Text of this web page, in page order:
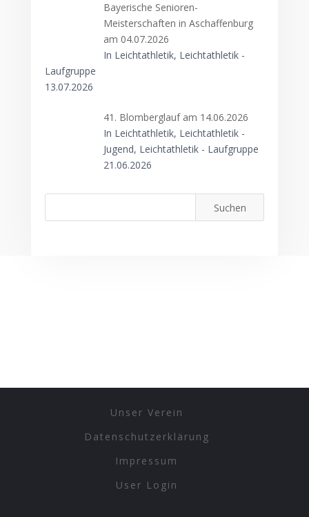
Bayerische Senioren-
Meisterschaften in Aschaffenburg
am 04.07.2026
In Leichtathletik, Leichtathletik -
Laufgruppe
13.07.2026
41. Blomberglauf am 14.06.2026
In Leichtathletik, Leichtathletik -
Jugend, Leichtathletik - Laufgruppe
21.06.2026
Unser Verein
Datenschutzerklärung
Impressum
User Login